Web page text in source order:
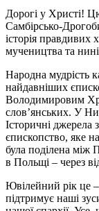
Дорогі у Христі!
Самбірсько-
історія правдивих
мучеництва та
Народна мудрість
найдавніших
Володимировим
слов’янських. У
Історичні
єпископство, яке
була поділена між
в Польщі – через
Ювілейний рік це –
підтримує наші